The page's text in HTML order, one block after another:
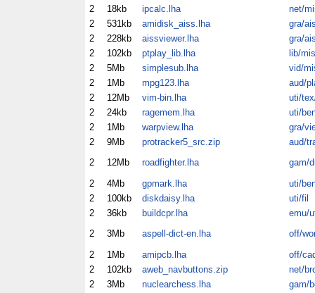
2
18kb ipcalc.lha
net/
2
531kb amidisk_aiss.lha
gra/
2
228kb aissviewer.lha
gra/
2
102kb ptplay_lib.lha
lib/mis
2
5Mb simplesub.lha
vid/
2
1Mb mpg123.lha
aud/
2
12Mb vim-bin.lha
uti/
2
24kb ragemem.lha
uti/
2
1Mb warpview.lha
gra/
2
9Mb protracker5_src.zip
aud/
2
12Mb roadfighter.lha
gam/
2
4Mb gpmark.lha
uti/
2
100kb diskdaisy.lha
uti/fil
2
36kb buildcpr.lha
emu/
2
3Mb aspell-dict-en.lha
off/
2
1Mb amipcb.lha
off/
2
102kb aweb_navbuttons.zip
net/
2
3Mb nuclearchess.lha
gam/